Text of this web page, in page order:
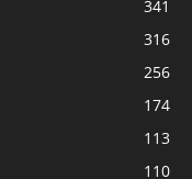
341
316
256
174
113
110